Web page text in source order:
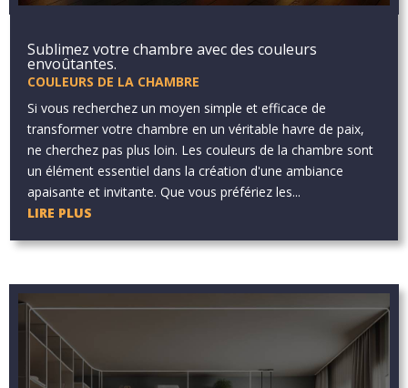
Sublimez votre chambre avec des couleurs
envoûtantes.
COULEURS DE LA CHAMBRE
Si vous recherchez un moyen simple et efficace de
transformer votre chambre en un véritable havre de paix,
ne cherchez pas plus loin. Les couleurs de la chambre sont
un élément essentiel dans la création d'une ambiance
apaisante et invitante. Que vous préfériez les...
LIRE PLUS